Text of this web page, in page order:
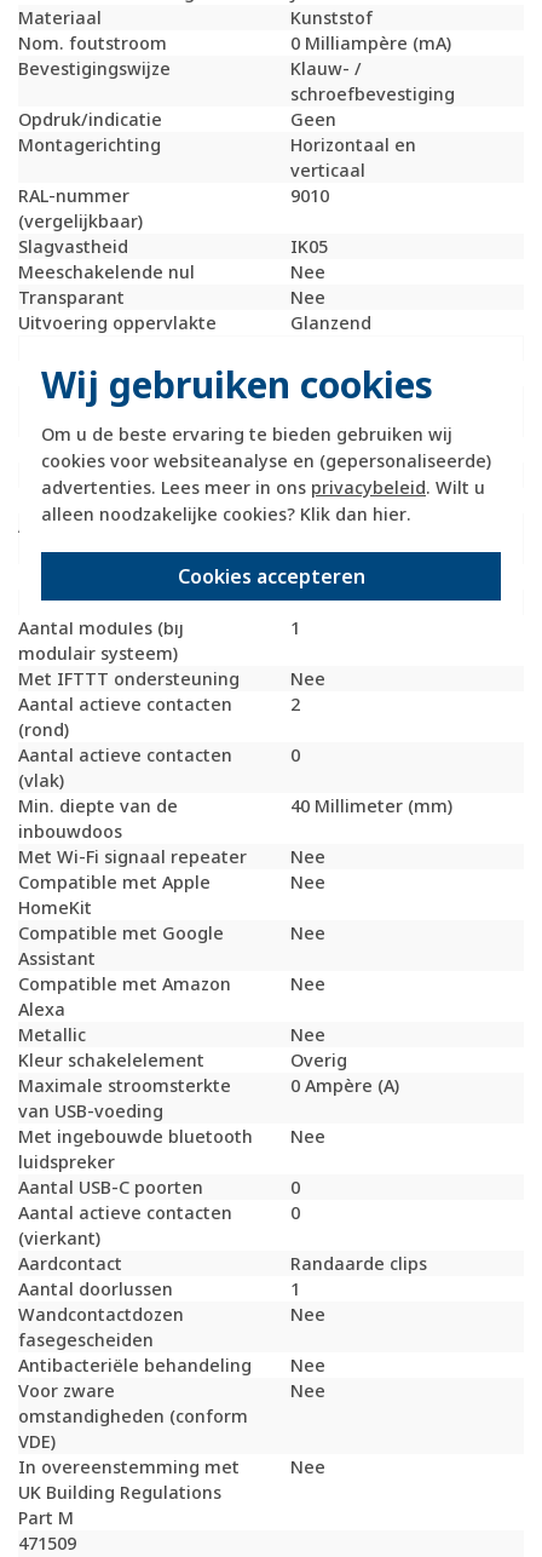
Wij gebruiken cookies
Om u de beste ervaring te bieden gebruiken wij
cookies voor websiteanalyse en (gepersonaliseerde)
advertenties. Lees meer in ons privacybeleid. Wilt u
alleen noodzakelijke cookies? Klik dan hier.
Cookies accepteren
Materiaal
Kunststof
Nom. foutstroom
0 Milliampère (mA)
Bevestigingswijze
Klauw- /
schroefbevestiging
Opdruk/indicatie
Geen
Montagerichting
Horizontaal en
verticaal
RAL-nummer
(vergelijkbaar)
9010
Slagvastheid
IK05
Meeschakelende nul
Nee
Transparant
Nee
Uitvoering oppervlakte
Glanzend
Met doorlusvoorziening
Ja
Geschikt voor
beschermingsgraad (IP)
IP44
Schakelmateriaalbreedte
71 Millimeter (mm)
Schakelmateriaalhoogte
71 Millimeter (mm)
Schakelmateriaaldiepte
53,5 Millimeter (mm)
Aantal contactdozen
schakelbaar
0
Met functieverlichting
Nee
Met oriëntatieverlichting
Nee
Aantal modules (bij
modulair systeem)
1
Met IFTTT ondersteuning
Nee
Aantal actieve contacten
(rond)
2
Aantal actieve contacten
(vlak)
0
Min. diepte van de
inbouwdoos
40 Millimeter (mm)
Met Wi-Fi signaal repeater
Nee
Compatible met Apple
HomeKit
Nee
Compatible met Google
Assistant
Nee
Compatible met Amazon
Alexa
Nee
Metallic
Nee
Kleur schakelelement
Overig
Maximale stroomsterkte
van USB-voeding
0 Ampère (A)
Met ingebouwde bluetooth
luidspreker
Nee
Aantal USB-C poorten
0
Aantal actieve contacten
(vierkant)
0
Aardcontact
Randaarde clips
Aantal doorlussen
1
Wandcontactdozen
fasegescheiden
Nee
Antibacteriële behandeling
Nee
Voor zware
omstandigheden (conform
VDE)
Nee
In overeenstemming met
UK Building Regulations
Part M
Nee
471509